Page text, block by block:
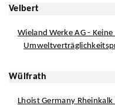
Velbert
Wieland Werke AG -
Wülfrath
Lhoist Germany